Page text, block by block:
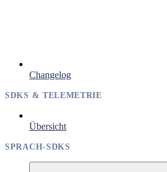
Changelog
SDKS & TELEMETRIE
Übersicht
SPRACH-SDKS